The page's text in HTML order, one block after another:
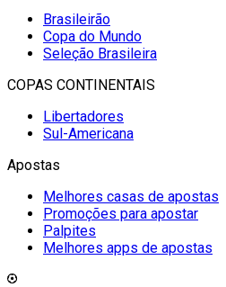
Brasileirão
Copa do Mundo
Seleção Brasileira
COPAS CONTINENTAIS
Libertadores
Sul-Americana
Apostas
Melhores casas de apostas
Promoções para apostar
Palpites
Melhores apps de apostas